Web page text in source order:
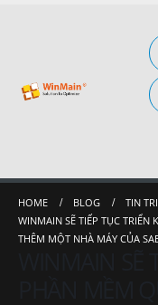
HOME BLOG
TIN
WINMAIN SẼ TIẾP TỤC TRIỂN
THÊM MỘT NHÀ MÁY CỦA